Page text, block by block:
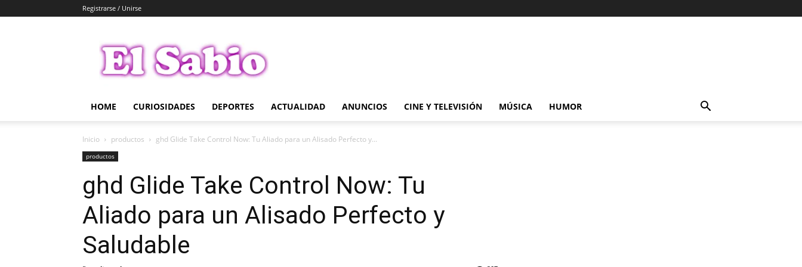
Registrarse / Unirse
Sabio
HOME CURIOSIDADES DEPORTES ACTUALIDAD ANUNCIOS CINE Y TELEVISIÓN MÚSICA HUMOR
Inicio productos ghd Glide Take Control Now: Tu Aliado para un Alisado Perfecto y...
productos
ghd Glide Take Control Now: Tu
Aliado para un Alisado Perfecto y
Saludable